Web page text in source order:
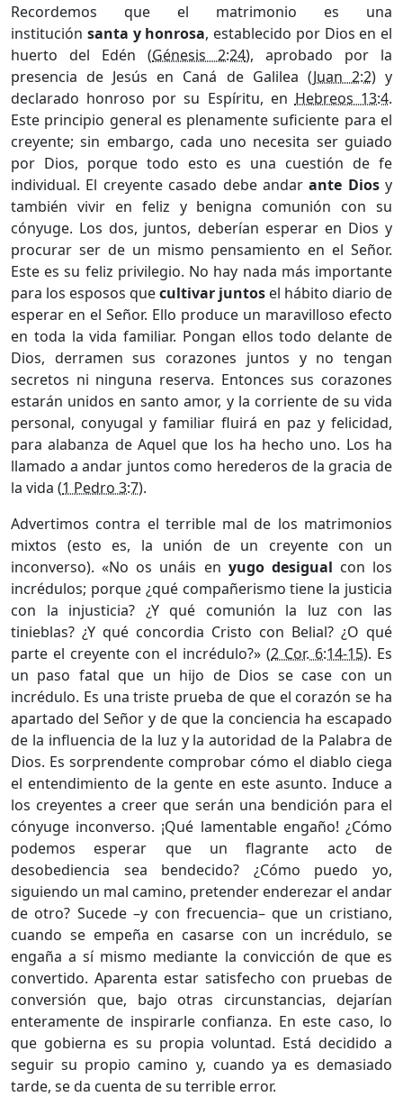
Recordemos que el matrimonio es una
institución santa y honrosa, establecido por Dios en el
huerto del Edén (Génesis 2:24), aprobado por la
presencia de Jesús en Caná de Galilea (Juan 2:2) y
declarado honroso por su Espíritu, en Hebreos 13:4.
Este principio general es plenamente suficiente para el
creyente; sin embargo, cada uno necesita ser guiado
por Dios, porque todo esto es una cuestión de fe
individual. El creyente casado debe andarante Diosy
también vivir en feliz y benigna comunión con su
cónyuge. Los dos, juntos, deberían esperar en Dios y
procurar ser de un mismo pensamiento en el Señor.
Este es su feliz privilegio. No hay nada más importante
para los esposos quecultivar juntos el hábito diario de
esperar en el Señor. Ello produce un maravilloso efecto
en toda la vida familiar. Pongan ellos todo delante de
Dios, derramen sus corazones juntos y no tengan
secretos ni ninguna reserva. Entonces sus corazones
estarán unidos en santo amor, y la corriente de su vida
personal, conyugal y familiar fluirá en paz y felicidad,
para alabanza de Aquel que los ha hecho uno. Los ha
llamado a andar juntos como herederos de la gracia de
la vida (1 Pedro 3:7).
Advertimos contra el terrible mal de los matrimonios
mixtos (esto es, la unión de un creyente con un
inconverso). «No os unáis en yugo desigual con los
incrédulos; porque ¿qué compañerismo tiene la justicia
con la injusticia? ¿Y qué comunión la luz con las
tinieblas? ¿Y qué concordia Cristo con Belial? ¿O qué
parte el creyente con el incrédulo?» (2 Cor. 6:14-15). Es
un paso fatal que un hijo de Dios se case con un
incrédulo. Es una triste prueba de que el corazón se ha
apartado del Señor y de que la conciencia ha escapado
de la influencia de la luz y la autoridad de la Palabra de
Dios. Es sorprendente comprobar cómo el diablo ciega
el entendimiento de la gente en este asunto. Induce a
los creyentes a creer que serán una bendición para el
cónyuge inconverso. ¡Qué lamentable engaño! ¿Cómo
podemos esperar que un flagrante acto de
desobediencia sea bendecido? ¿Cómo puedo yo,
siguiendo un mal camino, pretender enderezar el andar
de otro? Sucede –y con frecuencia– que un cristiano,
cuando se empeña en casarse con un incrédulo, se
engaña a sí mismo mediante la convicción de que es
convertido. Aparenta estar satisfecho con pruebas de
conversión que, bajo otras circunstancias, dejarían
enteramente de inspirarle confianza. En este caso, lo
que gobierna es su propia voluntad. Está decidido a
seguir su propio camino y, cuando ya es demasiado
tarde, se da cuenta de su terrible error.